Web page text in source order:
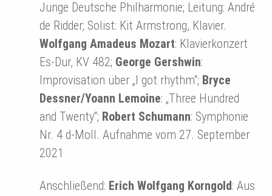
Junge Deutsche Philharmonie; Leitung: André
de Ridder; Solist: Kit Armstrong, Klavier.
Wolfgang Amadeus Mozart: Klavierkonzert
Es-Dur, KV 482; George Gershwin:
Improvisation über „I got rhythm“; Bryce
Dessner/Yoann Lemoine: „Three Hundred
and Twenty“; Robert Schumann: Symphonie
Nr. 4 d-Moll. Aufnahme vom 27. September
2021
Anschließend: Erich Wolfgang Korngold: Aus